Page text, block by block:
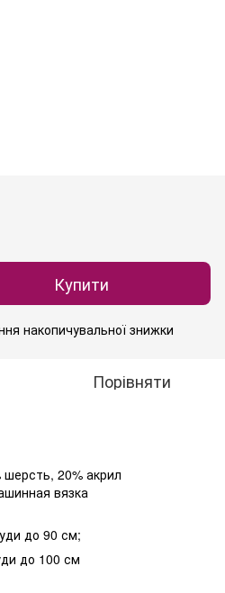
Купити
накопичувальної знижки
Порівняти
шерсть, 20% акрил
вязка
до 90 см;
до 100 см